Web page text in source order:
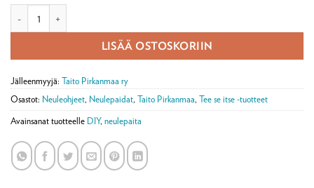
LISÄÄ OSTOSKORIIN
Jälleenmyyjä: Taito Pirkanmaa ry
Osastot: Neuleohjeet, Neulepaidat, Taito Pirkanmaa, Tee se itse -tuotteet
Avainsanat tuotteelle DIY, neulepaita